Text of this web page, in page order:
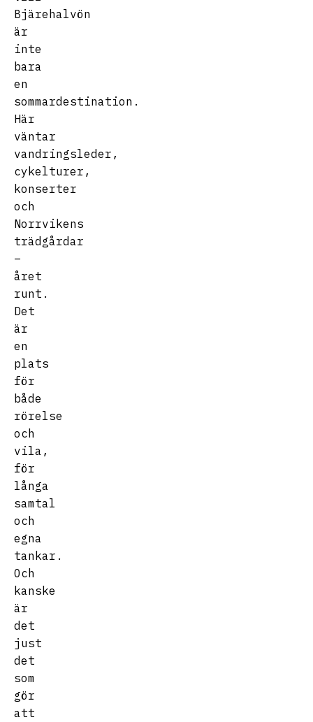
Bjärehalvön
är
inte
bara
en
sommardestination.
Här
väntar
vandringsleder,
cykelturer,
konserter
och
Norrvikens
trädgårdar
–
året
runt.
Det
är
en
plats
för
både
rörelse
och
vila,
för
långa
samtal
och
egna
tankar.
Och
kanske
är
det
just
det
som
gör
att